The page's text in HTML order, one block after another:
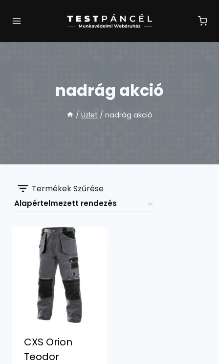
nadrág akció
/ Üzlet / nadrág akció
Termékek Szűrése
CXS Orion
Teodor